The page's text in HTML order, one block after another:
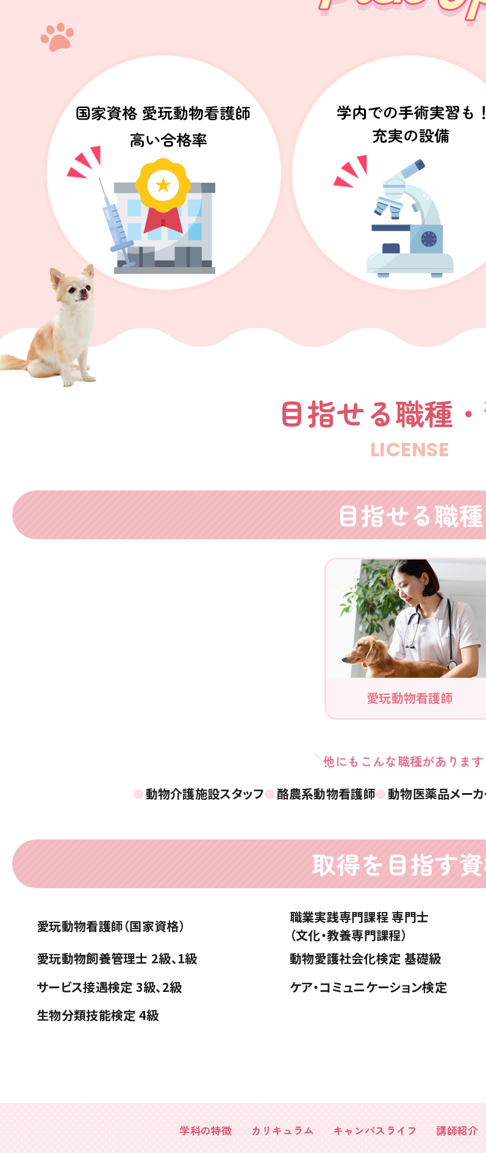
目指せる職種
LICENSE
目指せる職種
愛玩動物看護師
他にもこんな職種がありま
動物介護施設スタッフ
酪農系動物看護師 動物医薬品メーカ
取得を目指す
愛玩動物看護師（国家資格）
職業実践専門課程 専門士
（文化・教養専門課程）
愛玩動物飼養管理士 2級、1級 動物愛護社会化検定 基礎級
サービス接遇検定 3級、2級 ケア・コミュニケーション検定
生物分類技能検定 4級
学科の特徴 カリキュラム キャンパスライフ 講師紹介